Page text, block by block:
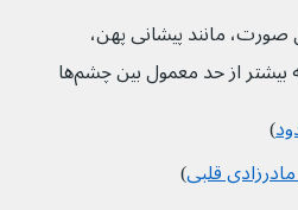
صورت، مانند پیشانی پهن،
از حد معمول بین چشم‌ها
)
قلبی)